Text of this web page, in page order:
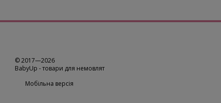
© 2017—2026
BabyUp -товари для немовлят
Мобільна версія